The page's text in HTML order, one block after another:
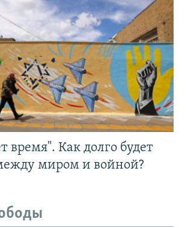
время". Как долго будет
миром и войной?